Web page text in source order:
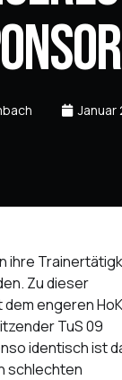
Januar
ihre
Zu dieser
engeren
TuS 09
identisch ist
schlechten